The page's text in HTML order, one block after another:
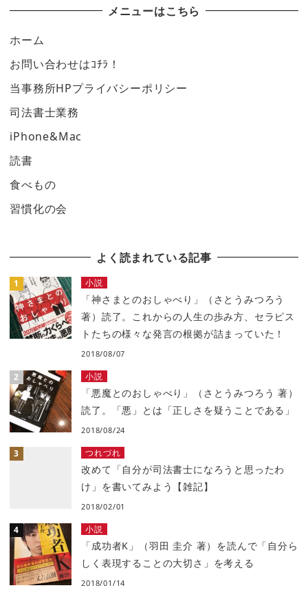
メニューはこちら
ホーム
お問い合わせはｺﾁﾗ！
当事務所HPプライバシーポリシー
司法書士業務
iPhone&Mac
読書
食べもの
習慣化の会
よく読まれている記事
小説
「神さまとのおしゃべり」（さとうみつろう
著）読了。これからの人生の歩み方、セラピス
トたちの様々な発言の根拠が詰まっていた！
2018/08/07
小説
「悪魔とのおしゃべり」（さとうみつろう 著）
読了。「悪」とは「正しさを疑うことである」
2018/08/24
つれづれ
改めて「自分が司法書士になろうと思ったわ
け」を書いてみよう【雑記】
2018/02/01
小説
「成功者K」（羽田 圭介 著）を読んで「自分ら
しく表現することの大切さ」を考える
2018/01/14